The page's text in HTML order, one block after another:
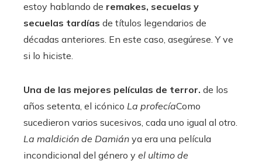
estoy hablando de remakes, secuelas y
secuelas tardías de títulos legendarios de
décadas anteriores. En este caso, asegúrese. Y ve
si lo hiciste.
Una de las mejores películas de terror. de los
años setenta, el icónico La profecíaComo
sucedieron varios sucesivos, cada uno igual al otro.
La maldición de Damián ya era una película
incondicional del género y el ultimo de